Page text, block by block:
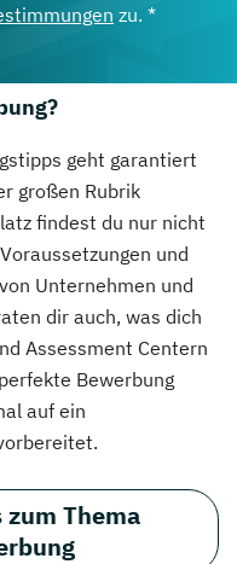
zu. *
geht garantiert
großen Rubrik
findest du nur nicht
und
Unternehmen und
dir auch, was dich
Assessment Centern
Bewerbung
auf ein
Thema